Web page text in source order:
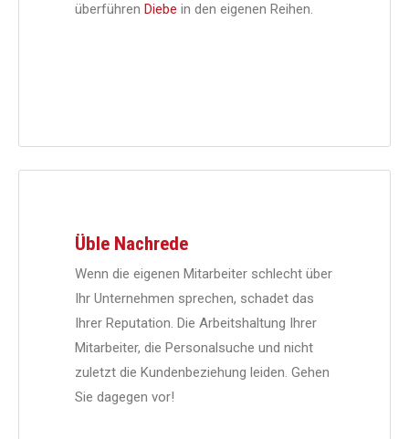
überführenDiebe in den eigenen Reihen.
Üble Nachrede
Wenn die eigenen Mitarbeiter schlecht über
Ihr Unternehmen sprechen, schadet das
Ihrer Reputation. Die Arbeitshaltung Ihrer
Mitarbeiter, die Personalsuche und nicht
zuletzt die Kundenbeziehung leiden. Gehen
Sie dagegen vor!